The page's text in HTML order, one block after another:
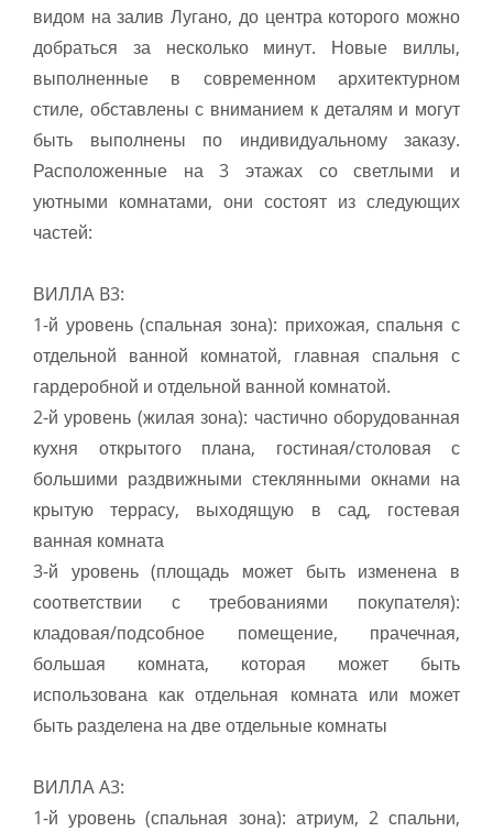
видом на залив Лугано, до центра которого можно
добраться за несколько минут. Новые виллы,
выполненные в современном архитектурном
стиле, обставлены с вниманием к деталям и могут
быть выполнены по индивидуальному заказу.
Расположенные на 3 этажах со светлыми и
уютными комнатами, они состоят из следующих
частей:
ВИЛЛА B3:
1-й уровень (спальная зона): прихожая, спальня с
отдельной ванной комнатой, главная спальня с
гардеробной и отдельной ванной комнатой.
2-й уровень (жилая зона): частично оборудованная
кухня открытого плана, гостиная/столовая с
большими раздвижными стеклянными окнами на
крытую террасу, выходящую в сад, гостевая
ванная комната
3-й уровень (площадь может быть изменена в
соответствии с требованиями покупателя):
кладовая/подсобное помещение, прачечная,
большая комната, которая может быть
использована как отдельная комната или может
быть разделена на две отдельные комнаты
ВИЛЛА A3:
1-й уровень (спальная зона): атриум, 2 спальни,